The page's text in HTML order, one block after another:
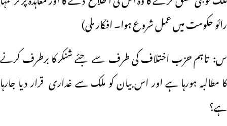
رائو حکومت میں عمل شروع ہوا۔ افکار ملی)
س: تاہم حزب اختلاف کی طرف سے جئے شنکر کا برطرف کرنے
کا مطالبہ ہورہا ہے اور اس بیان کو ملک سے غداری قرار دیا جارہا
ہے؟